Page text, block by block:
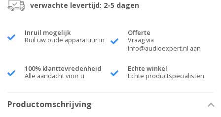
verwachte levertijd: 2-5 dagen
Inruil mogelijk
Ruil uw oude apparatuur in
Offerte
Vraag via
info@audioexpert.nl aan
100% klanttevredenheid
Alle aandacht voor u
Echte winkel
Echte productspecialisten
Productomschrijving